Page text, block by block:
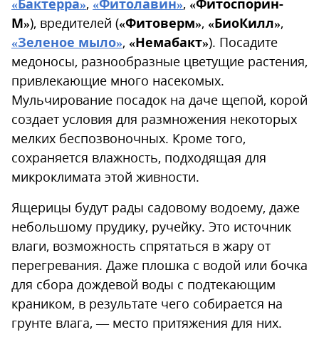
«Бактерра», «Фитолавин», «Фитоспорин-
М»), вредителей («Фитоверм», «БиоКилл»,
«Зеленое мыло», «Немабакт»). Посадите
медоносы, разнообразные цветущие растения,
привлекающие много насекомых.
Мульчирование посадок на даче щепой, корой
создает условия для размножения некоторых
мелких беспозвоночных. Кроме того,
сохраняется влажность, подходящая для
микроклимата этой живности.
Ящерицы будут рады садовому водоему, даже
небольшому прудику, ручейку. Это источник
влаги, возможность спрятаться в жару от
перегревания. Даже плошка с водой или бочка
для сбора дождевой воды с подтекающим
краником, в результате чего собирается на
грунте влага, — место притяжения для них.